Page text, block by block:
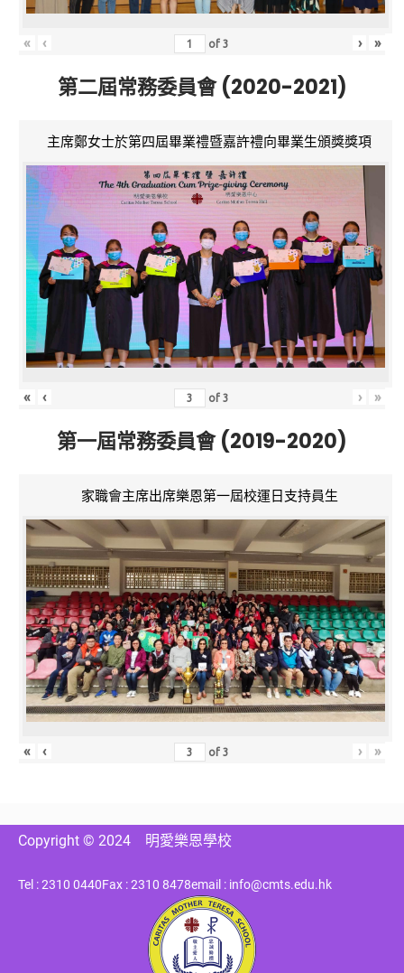
« ‹ of3 › »
第二屆常務委員會 (2020-2021)
主席鄭女士於第四屆畢業禮暨嘉許禮向畢業生頒獎獎項
« ‹ of3 › »
第一屆常務委員會 (2019-2020)
家職會主席出席樂恩第一屆校運日支持員生
« ‹ of3 › »
Copyright © 2024 明愛樂恩學校
Tel : 2310 0440Fax : 2310 8478email : info@cmts.edu.hk